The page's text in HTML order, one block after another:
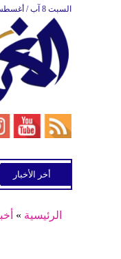
السبت 8 آب / أغسطس 2026
إحباط
أخر الأخبار
الرئيسية »